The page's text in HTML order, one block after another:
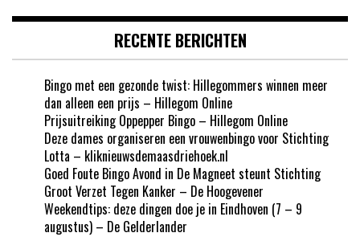
RECENTE BERICHTEN
Bingo met een gezonde twist: Hillegommers winnen meer
dan alleen een prijs – Hillegom Online
Prijsuitreiking Oppepper Bingo – Hillegom Online
Deze dames organiseren een vrouwenbingo voor Stichting
Lotta – kliknieuwsdemaasdriehoek.nl
Goed Foute Bingo Avond in De Magneet steunt Stichting
Groot Verzet Tegen Kanker – De Hoogevener
Weekendtips: deze dingen doe je in Eindhoven (7 – 9
augustus) – De Gelderlander